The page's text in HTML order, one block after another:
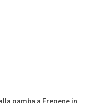
gamba a Fregene in